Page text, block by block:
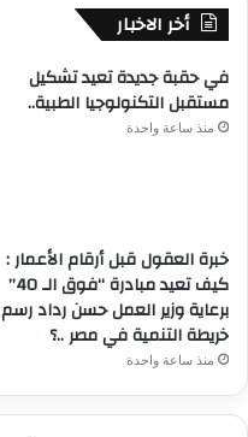
أخر الاخبار
في حقبة جديدة تعيد تشكيل
مستقبل التكنولوجيا الطبية..
منذ ساعة واحدة
خبرة العقول قبل أرقام الأعمار :
كيف تعيد مبادرة “فوق الـ 40”
برعاية وزير العمل حسن رداد رسم
خريطة التنمية في مصر ..؟
منذ ساعة واحدة